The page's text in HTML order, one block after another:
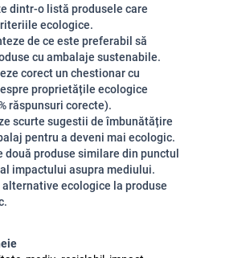
dintr-o listă produsele care
ecologice.
de ce este preferabil să
cu ambalaje sustenabile.
corect un chestionar cu
proprietățile ecologice
răspunsuri corecte).
scurte sugestii de îmbunătățire
pentru a deveni mai ecologic.
două produse similare din punctul
impactului asupra mediului.
alternative ecologice la produse